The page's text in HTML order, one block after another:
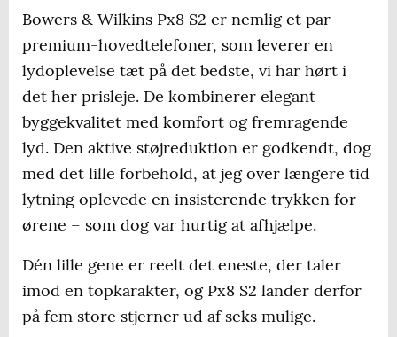
Bowers & Wilkins Px8 S2 er nemlig et par
premium-hovedtelefoner, som leverer en
lydoplevelse tæt på det bedste, vi har hørt i
det her prisleje. De kombinerer elegant
byggekvalitet med komfort og fremragende
lyd. Den aktive støjreduktion er godkendt, dog
med det lille forbehold, at jeg over længere tid
lytning oplevede en insisterende trykken for
ørene – som dog var hurtig at afhjælpe.
Dén lille gene er reelt det eneste, der taler
imod en topkarakter, og Px8 S2 lander derfor
på fem store stjerner ud af seks mulige.